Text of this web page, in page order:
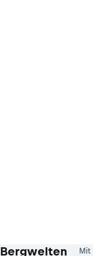
Bergwelten
Mit